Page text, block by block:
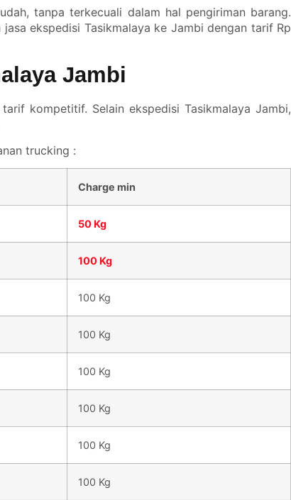
tanpa terkecuali dalam hal pengiriman barang.
ekspedisi Tasikmalaya ke Jambi dengan tarif Rp
Jambi
kompetitif. Selain ekspedisi Tasikmalaya Jambi,
trucking :
Charge min
50 Kg
100 Kg
100 Kg
100 Kg
100 Kg
100 Kg
100 Kg
100 Kg